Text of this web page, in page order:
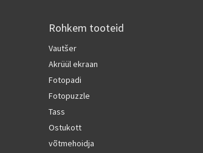
Rohkem tooteid
Vautšer
Akrüül ekraan
Fotopadi
Fotopuzzle
Tass
Ostukott
võtmehoidja